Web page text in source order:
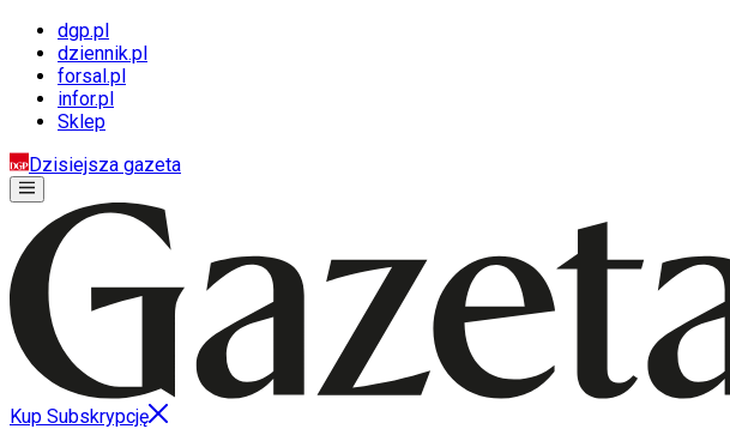
dgp.pl
dziennik.pl
forsal.pl
infor.pl
Sklep
Dzisiejsza gazeta
Kup Subskrypcję